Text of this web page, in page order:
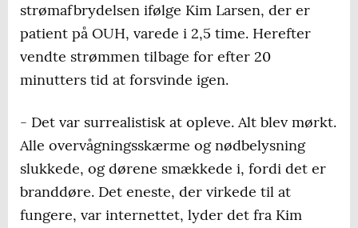
strømafbrydelsen ifølge Kim Larsen, der er
patient på OUH, varede i 2,5 time. Herefter
vendte strømmen tilbage for efter 20
minutters tid at forsvinde igen.
- Det var surrealistisk at opleve. Alt blev mørkt.
Alle overvågningsskærme og nødbelysning
slukkede, og dørene smækkede i, fordi det er
branddøre. Det eneste, der virkede til at
fungere, var internettet, lyder det fra Kim